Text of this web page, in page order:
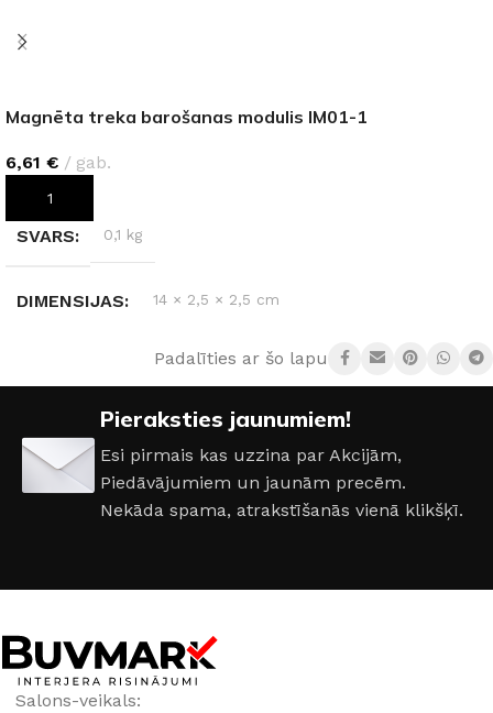
Magnēta treka barošanas modulis IM01-1
6,61 € gab.
PIEVIENOT GROZAM
SVARS 0,1 kg
DIMENSIJAS 14 × 2,5 × 2,5 cm
Padalīties ar šo lapu:
Pieraksties jaunumiem!
Esi pirmais kas uzzina par Akcijām,
Piedāvājumiem un jaunām precēm.
Nekāda spama, atrakstīšanās vienā klikšķī.
Salons-veikals: